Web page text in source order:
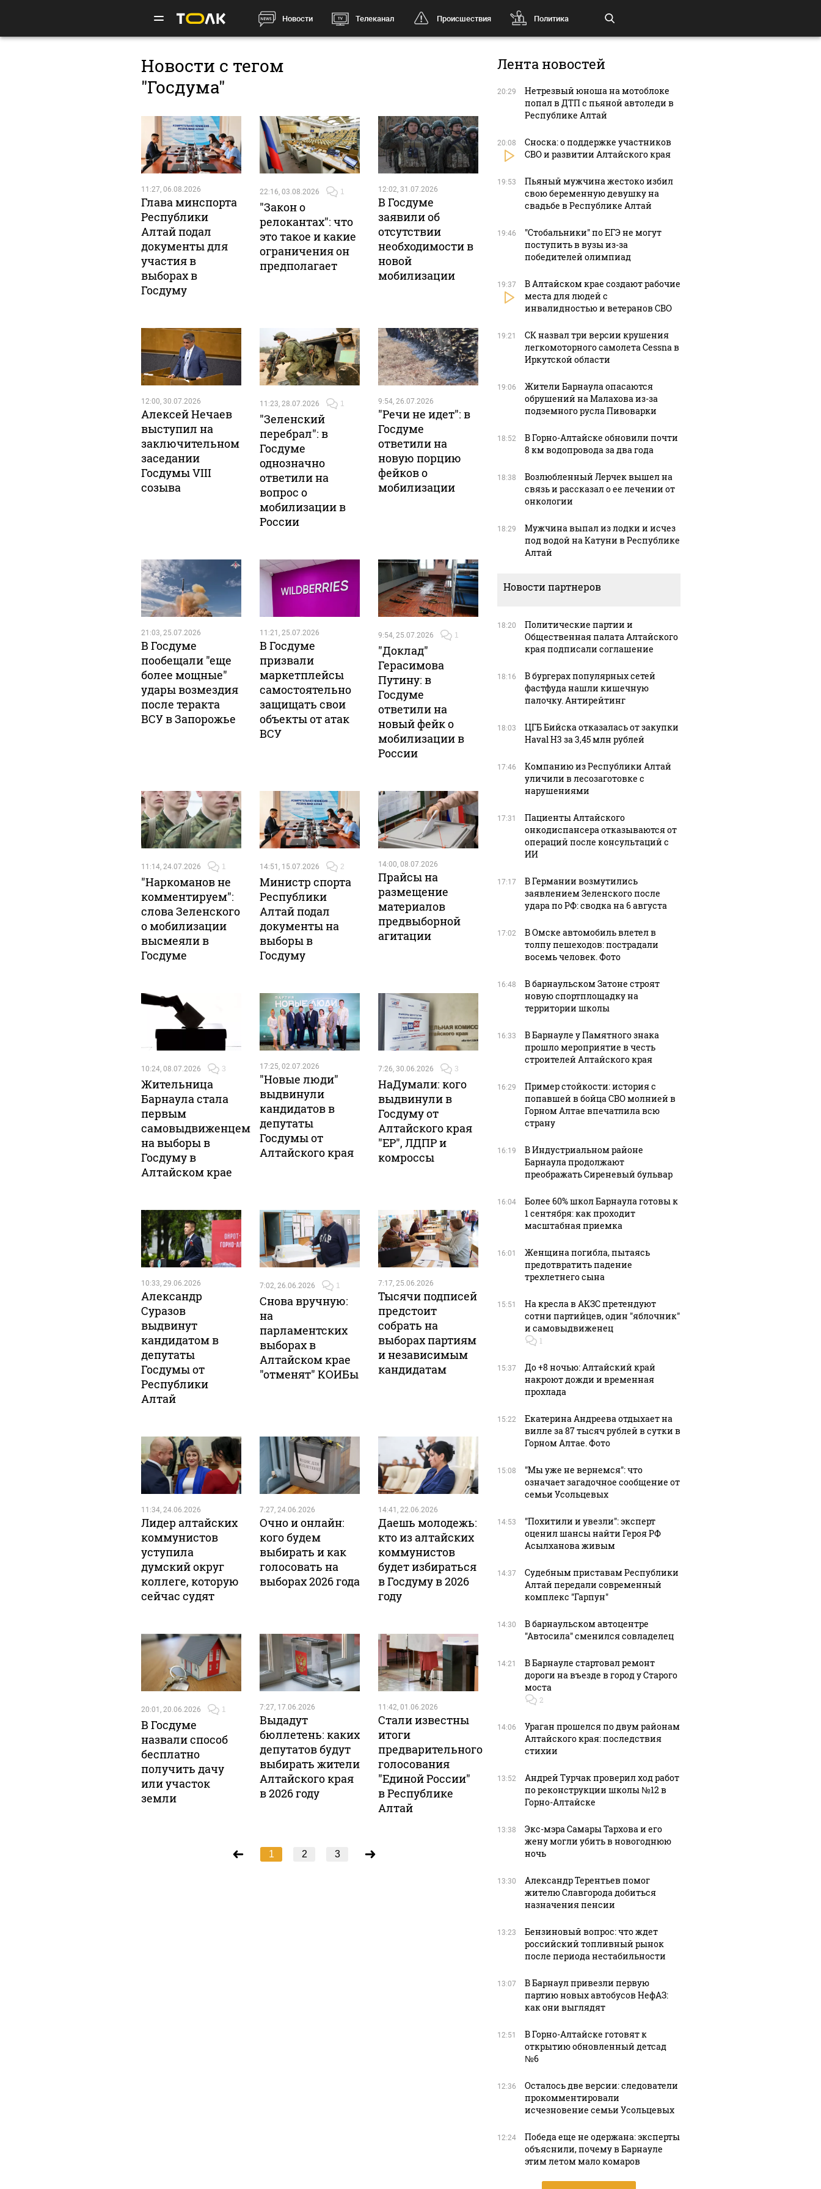
Новости Телеканал Происшествия Политика
Новости с тегом
"Госдума"
11:27, 06.08.2026
Глава минспорта
Республики
Алтай подал
документы для
участия в
выборах в
Госдуму
22:16, 03.08.2026 1
"Закон о
релокантах": что
это такое и какие
ограничения он
предполагает
12:02, 31.07.2026
В Госдуме
заявили об
отсутствии
необходимости в
новой
мобилизации
12:00, 30.07.2026
Алексей Нечаев
выступил на
заключительном
заседании
Госдумы VIII
созыва
11:23, 28.07.2026 1
"Зеленский
перебрал": в
Госдуме
однозначно
ответили на
вопрос о
мобилизации в
России
9:54, 26.07.2026
"Речи не идет": в
Госдуме
ответили на
новую порцию
фейков о
мобилизации
21:03, 25.07.2026
В Госдуме
пообещали "еще
более мощные"
удары возмездия
после теракта
ВСУ в Запорожье
11:21, 25.07.2026
В Госдуме
призвали
маркетплейсы
самостоятельно
защищать свои
объекты от атак
ВСУ
9:54, 25.07.2026 1
"Доклад"
Герасимова
Путину: в
Госдуме
ответили на
новый фейк о
мобилизации в
России
11:14, 24.07.2026 1
"Наркоманов не
комментируем":
слова Зеленского
о мобилизации
высмеяли в
Госдуме
14:51, 15.07.2026 2
Министр спорта
Республики
Алтай подал
документы на
выборы в
Госдуму
14:00, 08.07.2026
Прайсы на
размещение
материалов
предвыборной
агитации
10:24, 08.07.2026 3
Жительница
Барнаула стала
первым
самовыдвиженцем
на выборы в
Госдуму в
Алтайском крае
17:25, 02.07.2026
"Новые люди"
выдвинули
кандидатов в
депутаты
Госдумы от
Алтайского края
7:26, 30.06.2026 3
НаДумали: кого
выдвинули в
Госдуму от
Алтайского края
"ЕР", ЛДПР и
комроссы
10:33, 29.06.2026
Александр
Суразов
выдвинут
кандидатом в
депутаты
Госдумы от
Республики
Алтай
7:02, 26.06.2026 1
Снова вручную:
на
парламентских
выборах в
Алтайском крае
"отменят" КОИБы
7:17, 25.06.2026
Тысячи подписей
предстоит
собрать на
выборах партиям
и независимым
кандидатам
11:34, 24.06.2026
Лидер алтайских
коммунистов
уступила
думский округ
коллеге, которую
сейчас судят
7:27, 24.06.2026
Очно и онлайн:
кого будем
выбирать и как
голосовать на
выборах 2026 года
14:41, 22.06.2026
Даешь молодежь:
кто из алтайских
коммунистов
будет избираться
в Госдуму в 2026
году
20:01, 20.06.2026 1
В Госдуме
назвали способ
бесплатно
получить дачу
или участок
земли
7:27, 17.06.2026
Выдадут
бюллетень: каких
депутатов будут
выбирать жители
Алтайского края
в 2026 году
11:42, 01.06.2026
Стали известны
итоги
предварительного
голосования
"Единой России"
в Республике
Алтай
1 2 3
Лента новостей
20:29
Нетрезвый юноша на мотоблоке
попал в ДТП с пьяной автоледи в
Республике Алтай
20:08
Сноска: о поддержке участников
СВО и развитии Алтайского края
19:53
Пьяный мужчина жестоко избил
свою беременную девушку на
свадьбе в Республике Алтай
19:46
"Стобальники" по ЕГЭ не могут
поступить в вузы из-за
победителей олимпиад
19:37
В Алтайском крае создают рабочие
места для людей с
инвалидностью и ветеранов СВО
19:21
СК назвал три версии крушения
легкомоторного самолета Cessna в
Иркутской области
19:06
Жители Барнаула опасаются
обрушений на Малахова из-за
подземного русла Пивоварки
18:52
В Горно-Алтайске обновили почти
8 км водопровода за два года
18:38
Возлюбленный Лерчек вышел на
связь и рассказал о ее лечении от
онкологии
18:29
Мужчина выпал из лодки и исчез
под водой на Катуни в Республике
Алтай
Новости партнеров
18:20
Политические партии и
Общественная палата Алтайского
края подписали соглашение
18:16
В бургерах популярных сетей
фастфуда нашли кишечную
палочку. Антирейтинг
18:03
ЦГБ Бийска отказалась от закупки
Haval H3 за 3,45 млн рублей
17:46
Компанию из Республики Алтай
уличили в лесозаготовке с
нарушениями
17:31
Пациенты Алтайского
онкодиспансера отказываются от
операций после консультаций с
ИИ
17:17
В Германии возмутились
заявлением Зеленского после
удара по РФ: сводка на 6 августа
17:02
В Омске автомобиль влетел в
толпу пешеходов: пострадали
восемь человек. Фото
16:48
В барнаульском Затоне строят
новую спортплощадку на
территории школы
16:33
В Барнауле у Памятного знака
прошло мероприятие в честь
строителей Алтайского края
16:29
Пример стойкости: история с
попавшей в бойца СВО молнией в
Горном Алтае впечатлила всю
страну
16:19
В Индустриальном районе
Барнаула продолжают
преображать Сиреневый бульвар
16:04
Более 60% школ Барнаула готовы к
1 сентября: как проходит
масштабная приемка
16:01
Женщина погибла, пытаясь
предотвратить падение
трехлетнего сына
15:51
На кресла в АКЗС претендуют
сотни партийцев, один "яблочник"
и самовыдвиженец
1
15:37
До +8 ночью: Алтайский край
накроют дожди и временная
прохлада
15:22
Екатерина Андреева отдыхает на
вилле за 87 тысяч рублей в сутки в
Горном Алтае. Фото
15:08
"Мы уже не вернемся": что
означает загадочное сообщение от
семьи Усольцевых
14:53
"Похитили и увезли": эксперт
оценил шансы найти Героя РФ
Асылханова живым
14:37
Судебным приставам Республики
Алтай передали современный
комплекс "Гарпун"
14:30
В барнаульском автоцентре
"Автосила" сменился совладелец
14:21
В Барнауле стартовал ремонт
дороги на въезде в город у Старого
моста
2
14:06
Ураган прошелся по двум районам
Алтайского края: последствия
стихии
13:52
Андрей Турчак проверил ход работ
по реконструкции школы №12 в
Горно-Алтайске
13:38
Экс-мэра Самары Тархова и его
жену могли убить в новогоднюю
ночь
13:30
Александр Терентьев помог
жителю Славгорода добиться
назначения пенсии
13:23
Бензиновый вопрос: что ждет
российский топливный рынок
после периода нестабильности
13:07
В Барнаул привезли первую
партию новых автобусов НефАЗ:
как они выглядят
12:51
В Горно-Алтайске готовят к
открытию обновленный детсад
№6
12:36
Осталось две версии: следователи
прокомментировали
исчезновение семьи Усольцевых
12:24
Победа еще не одержана: эксперты
объяснили, почему в Барнауле
этим летом мало комаров